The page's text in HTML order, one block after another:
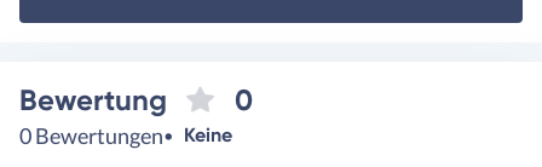
Bewertung 0
0 Bewertungen Keine